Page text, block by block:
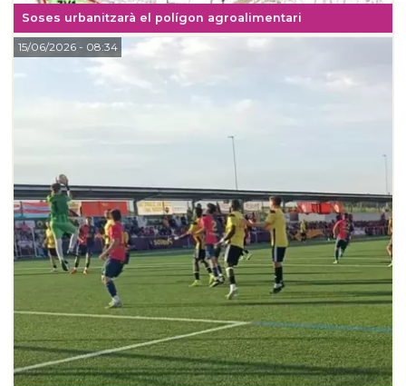
Soses urbanitzarà el polígon agroalimentari
15/06/2026- 08:34